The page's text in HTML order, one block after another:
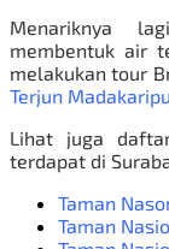
Menariknya
membentuk air
melakukan tour
Terjun
Lihat juga
terdapat di
Taman
Taman